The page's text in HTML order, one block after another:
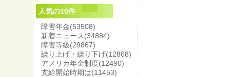
人気の10件
障害年金(53508)
新着ニュース(34884)
障害等級(29867)
繰り上げ・繰り下げ(12868)
アメリカ年金制度(12490)
支給開始時期は(11453)